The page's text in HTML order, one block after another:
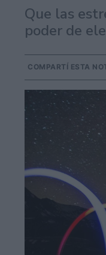
Que las
poder de
COMPARTÍ ESTA